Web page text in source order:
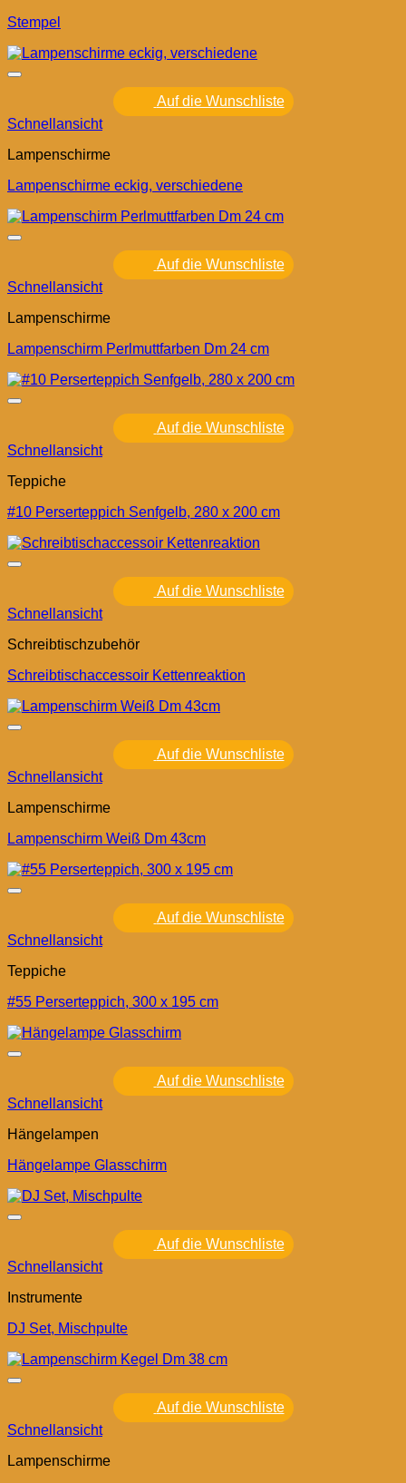
Stempel
Auf die Wunschliste
Schnellansicht
Lampenschirme
Lampenschirme eckig, verschiedene
Auf die Wunschliste
Schnellansicht
Lampenschirme
Lampenschirm Perlmuttfarben Dm 24 cm
Auf die Wunschliste
Schnellansicht
Teppiche
#10 Perserteppich Senfgelb, 280 x 200 cm
Auf die Wunschliste
Schnellansicht
Schreibtischzubehör
Schreibtischaccessoir Kettenreaktion
Auf die Wunschliste
Schnellansicht
Lampenschirme
Lampenschirm Weiß Dm 43cm
Auf die Wunschliste
Schnellansicht
Teppiche
#55 Perserteppich, 300 x 195 cm
Auf die Wunschliste
Schnellansicht
Hängelampen
Hängelampe Glasschirm
Auf die Wunschliste
Schnellansicht
Instrumente
DJ Set, Mischpulte
Auf die Wunschliste
Schnellansicht
Lampenschirme